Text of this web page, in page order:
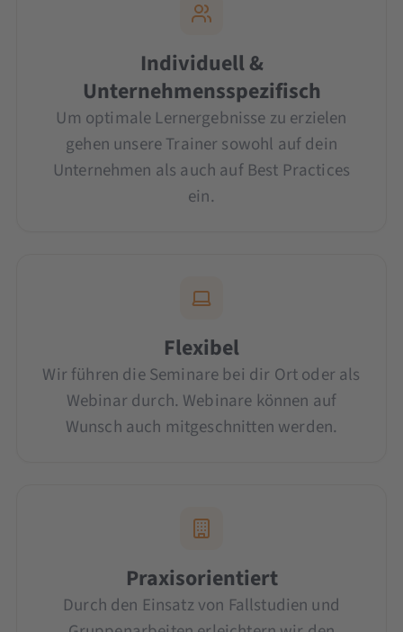
Individuell &
Unternehmensspezifisch
Um optimale Lernergebnisse zu erzielen
gehen unsere Trainer sowohl auf dein
Unternehmen als auch auf Best Practices
ein.
Flexibel
Wir führen die Seminare bei dir Ort oder als
Webinar durch. Webinare können auf
Wunsch auch mitgeschnitten werden.
Praxisorientiert
Durch den Einsatz von Fallstudien und